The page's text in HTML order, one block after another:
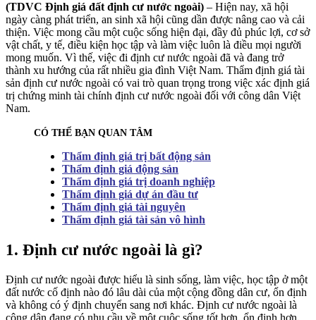
(TDVC Định giá đất định cư nước ngoài) – Hiện nay, xã hội
ngày càng phát triển, an sinh xã hội cũng dần được nâng cao và cải
thiện. Việc mong cầu một cuộc sống hiện đại, đầy đủ phúc lợi, cơ sở
vật chất, y tế, điều kiện học tập và làm việc luôn là điều mọi người
mong muốn. Vì thế, việc đi định cư nước ngoài đã và đang trở
thành xu hướng của rất nhiều gia đình Việt Nam. Thẩm định giá tài
sản định cư nước ngoài có vai trò quan trọng trong việc xác định giá
trị chứng minh tài chính định cư nước ngoài đối với công dân Việt
Nam.
CÓ THỂ BẠN QUAN TÂM
Thẩm định giá trị bất động sản
Thẩm định giá động sản
Thẩm định giá trị doanh nghiệp
Thẩm định giá dự án đầu tư
Thẩm định giá tài nguyên
Thẩm định giá tài sản vô hình
1. Định cư nước ngoài là gì?
Định cư nước ngoài được hiểu là sinh sống, làm việc, học tập ở một
đất nước cố định nào đó lâu dài của một cộng đồng dân cư, ổn định
và không có ý định chuyển sang nơi khác. Định cư nước ngoài là
công dân đang có nhu cầu về một cuộc sống tốt hơn, ổn định hơn,